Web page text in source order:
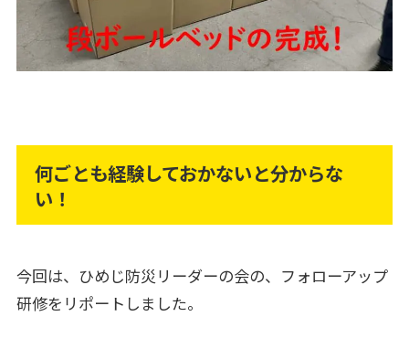
何ごとも経験しておかないと分からな
い！
今回は、ひめじ防災リーダーの会の、フォローアップ
研修をリポートしました。